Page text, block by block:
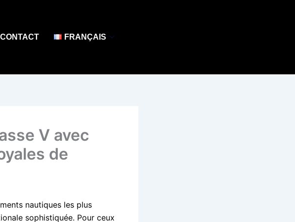
CONTACT FRANÇAIS
V avec
de
nautiques les plus
sophistiquée. Pour ceux